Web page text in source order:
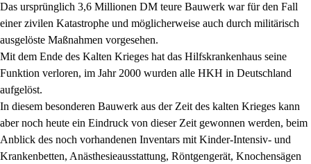
Das ursprünglich 3,6 Millionen DM teure Bauwerk war für den Fall
einer zivilen Katastrophe und möglicherweise auch durch militärisch
ausgelöste Maßnahmen vorgesehen.
Mit dem Ende des Kalten Krieges hat das Hilfskrankenhaus seine
Funktion verloren, im Jahr 2000 wurden alle HKH in Deutschland
aufgelöst.
In diesem besonderen Bauwerk aus der Zeit des kalten Krieges kann
aber noch heute ein Eindruck von dieser Zeit gewonnen werden, beim
Anblick des noch vorhandenen Inventars mit Kinder-Intensiv- und
Krankenbetten, Anästhesieausstattung, Röntgengerät, Knochensägen